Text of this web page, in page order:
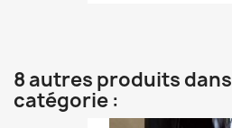
8 autres produits
catégorie :